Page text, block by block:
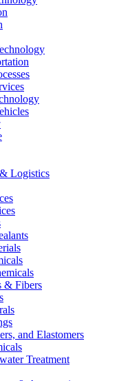
Logistics
& Fibers
and Elastomers
Treatment